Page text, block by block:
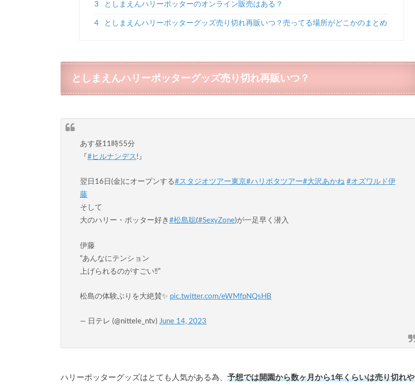
3 としまえんハリーポッターのオンライン販売はある？
4 としまえんハリーポッターグッズ売り切れ再販いつ？売ってる場所がどこかのまとめ
としまえんハリーポッターグッズ売り切れ再販いつ？
あす昼11時55分
『 #ヒルナンデス !』
翌日16日(金)にオープンする#スタジオツアー東京#ハリポタツアー#大沢あかね #オズワルド伊
藤
そして
大のハリー・ポッター好き #松島聡(#SexyZone)が一足早く潜入
伊藤
“あんなにテンション
上げられるのがすごい‼️”
松島の体験ぶりを大絶賛✨ pic.twitter.com/eWMfpNQsHB
— 日テレ (@nittele_ntv) June 14, 2023
ハリーポッターグッズはとても人気がある為、 予想では開園から数ヶ月から1年くらいは売り切れや